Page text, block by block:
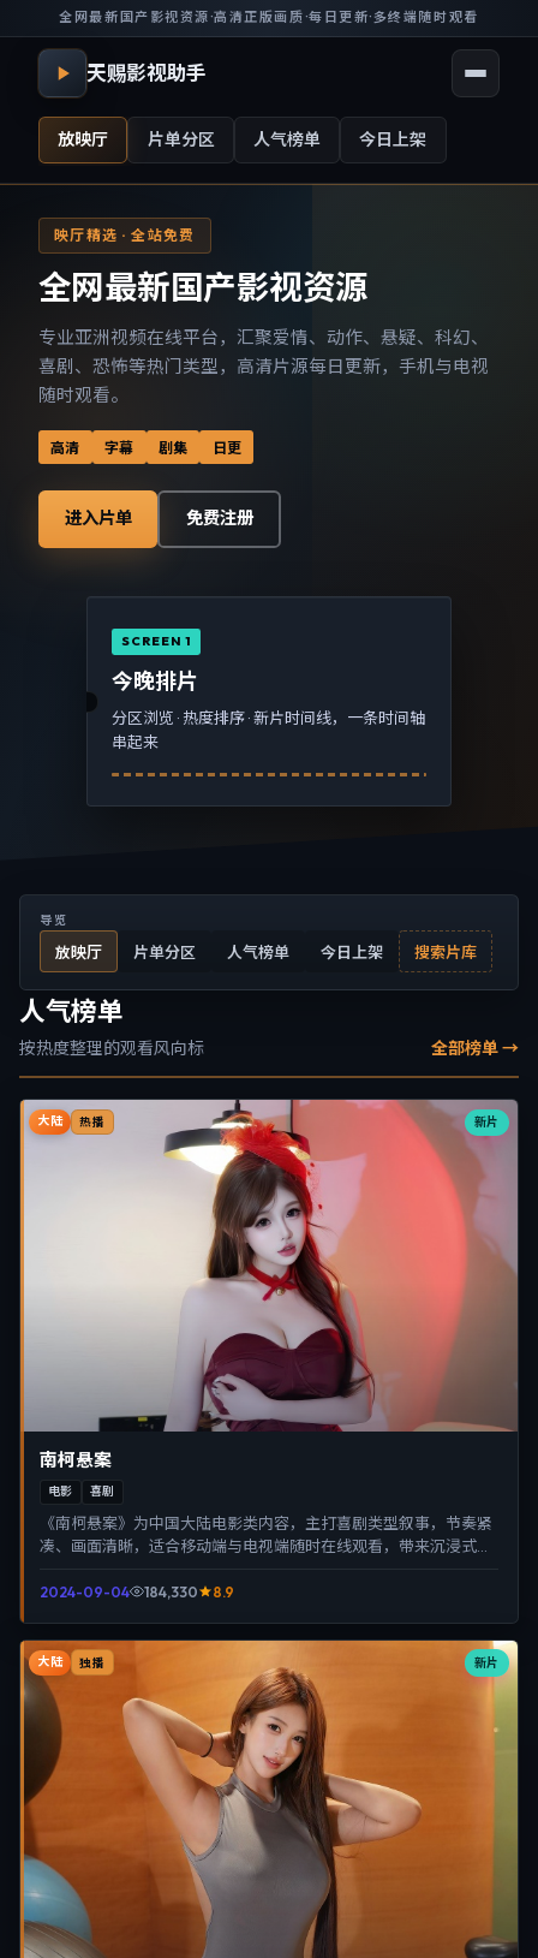
全网最新国产影视资源·高清正版画质·每日更新· 多终端随时观看
天赐影视助手
放映厅 片单分区 人气榜单 今日上架
映厅精选 · 全站免费
全网最新国产影视资源
专业亚洲视频在线平台，汇聚爱情、动作、悬疑、科幻、
喜剧、恐怖等热门类型，高清片源每日更新，手机与电视
随时观看。
高清 字幕 剧集 日更
进入片单 免费注册
SCREEN 1
今晚排片
分区浏览 · 热度排序 · 新片时间线，一条时间轴
串起来
导览
放映厅 片单分区 人气榜单 今日上架 搜索片库
人气榜单
按热度整理的观看风向标 全部榜单 →
新片
大陆 热播
南柯悬案
电影 喜剧
《南柯悬案》为中国大陆电影类内容，主打喜剧类型叙事，节奏紧
凑、画面清晰，适合移动端与电视端随时在线观看，带来沉浸式视
2024-09-04 184,330 8.9
新片
大陆 独播